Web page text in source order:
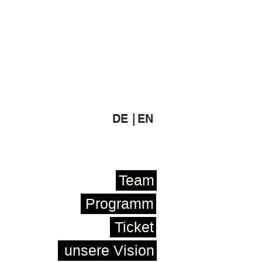
DE | EN
Team
Programm
Ticket
unsere Vision